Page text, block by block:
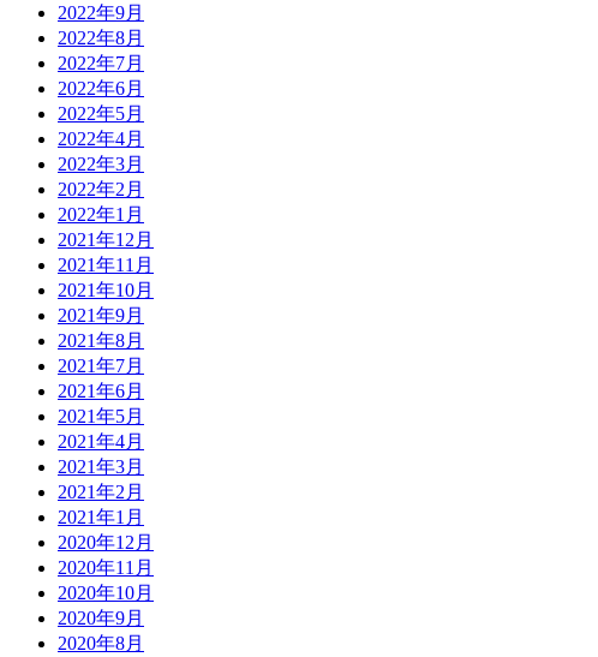
2022年9月
2022年8月
2022年7月
2022年6月
2022年5月
2022年4月
2022年3月
2022年2月
2022年1月
2021年12月
2021年11月
2021年10月
2021年9月
2021年8月
2021年7月
2021年6月
2021年5月
2021年4月
2021年3月
2021年2月
2021年1月
2020年12月
2020年11月
2020年10月
2020年9月
2020年8月